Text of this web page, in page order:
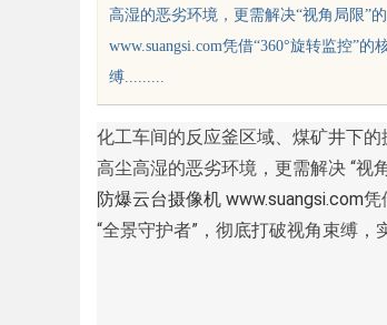
高湿的恶劣环境，更需解决“视角局限
www.suangsi.com凭借“360°旋转监控”
缚.........
化工车间的反应釜区域、煤矿井下
高尘高湿的恶劣环境，更需解决 “
防爆云台摄像机 www.suangsi.com凭
“全景守护者”，彻底打破视角束缚，
期缓过来？老中医：一张辨
症，身体找回津液